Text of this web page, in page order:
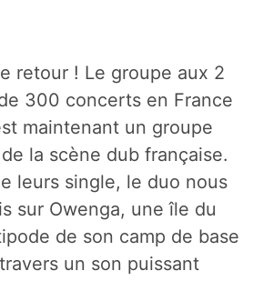
retour ! Le groupe aux 2
300 concerts en France
maintenant un groupe
la scène dub française.
leurs single, le duo nous
sur Owenga, une île du
de son camp de base
un son puissant